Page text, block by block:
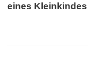
eines